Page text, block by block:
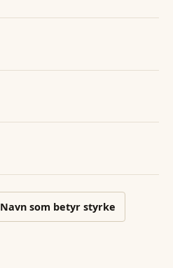
Navn som betyr styrke